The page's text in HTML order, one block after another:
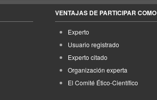
VENTAJAS DE PARTICIPAR COMO
Experto
Usuario registrado
Experto citado
Organización experta
El Comité Ético-Científico